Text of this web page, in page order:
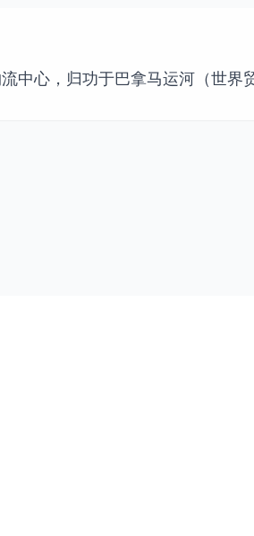
中心，归功于巴拿马运河（世界